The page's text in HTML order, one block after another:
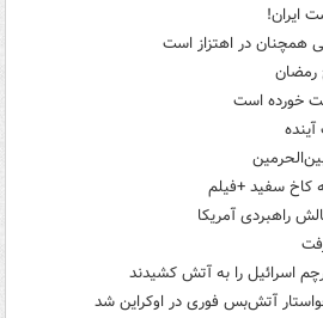
ایران!
همچنان در اهتزاز است
رمضان
خورده است
کاخ سفید +فیلم
راهبردی آمریکا
اسرائیل را به آتش کشیدند
آتش‌بس فوری در اوکراین شد